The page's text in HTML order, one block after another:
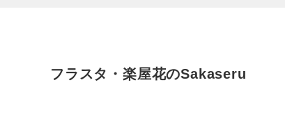
フラスタ・楽屋花のSakaseru